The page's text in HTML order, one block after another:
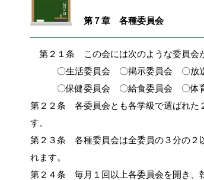
第７章　各種委員会
第２１条　この会には次のような委員会
〇生活委員会　〇掲示委員会　〇放送
〇保健委員会　〇給食委員会　〇体育
第２２条　各委員会とも各学級で選ばれ
す。
第２３条　各種委員会は全委員の３分の
れます。
第２４条　毎月１回以上各委員会を開き